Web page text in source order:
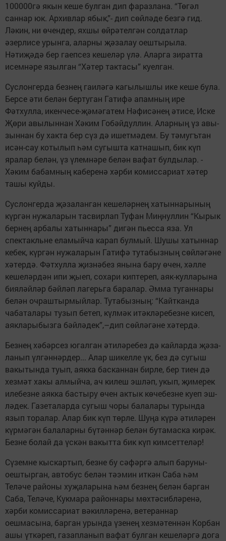
100000гә якын кеше булган дип фаразлана. “Төгәл
саннар юк. Архивлар ябык,”- дип сөйләде безгә гид.
Ләкин, ни өчендер, яхшы өйрәтелгән солдатлар
әзерлисе урынга, аларны җәзалау оештырыла.
Нәтиҗәдә бер гаепсез кешеләр үлә. Аларга зиратта
исемнәре язылган “Хәтер тактасы” куелган.
Суслонгерда безнең гаиләгә ка­гылышлы ике кеше була.
Бер­се­­ әти белән бертуган Гатифә апам­ның ире
Фәтхулла, икенче­се­-җәмәгатем Нәфисәнең әтисе, Ис­ке
Җөри авылыннан Хәким Го­бәйдуллин. Аларның үз авы­
зын­­нан бу хакта бер сүз дә ишет­мәдем. Бу тәмугътан
исән-сау­ котылып һәм сугышта катна­шып,­ бик күп
яралар белән, үз үлем­нәре белән вафат булдылар. ­
Хәким бабамның каберенә хәр­би комиссариат хәтер
ташы куй­ды.
Суслонгерда җәзаланган кешеләрнең хатыннарының
күргән нужаларын тасвирлап Туфан Миңнуллин “Кырык
бернең арбалы хатыннары” дигән пьесса яза. Ул
спектакльне еламыйча карап булмый. Шушы хатыннар
кебек, күргән нужаларын Гатифә тутабызның сөйләгәне
хәтердә. Фәтхулла җизнәбез янына бару өчен, хәлле
кешеләрдән ипи җыеп, сохари киптереп, аяк-кулларына
бияләйләр бәйләп лагерьга баралар. Әмма туганнары
белән очраштырмыйлар. Тутабызның: “Кайтканда
чабаталары тузып бетеп, күлмәк итәкләребезне кисеп,
аякларыбызга бәйләдек”,–дип сөйләгәне хәтердә.
Безнең хәбәрсез югалган­ әти­ләребез дә кайларда җә­за­
ла­нып үлгәннәрдер... Алар шикел­ле­ үк, без дә сугыш
вакытында­ ту­ып, аякка басканнан бирле, бер­ тиен дә
хезмәт хакы алмый­ча,­ ач килеш эшләп, укып, җи­ме­рек
илебезне аякка бастыру­ өчен­ актык көчебезне куеп эш­
лә­дек. Газеталарда сугыш чоры ба­лалары турында
язып тора­лар.­­ Алар бик күп төрле. Шуңа кү­рә әтиләрен
күрмәгән балаларны бүтәннәр белән бутамаска кирәк.
Безне болай да үскән ва­кытта бик күп кимсеттеләр!
Сүземне кыскартып, без­не­ бу сәфәргә алып баруны­
оеш­тырган, автобус белән тәэ­мин­ иткән Саба һәм
Теләче рай­оны хуҗаларына һәм без­нең белән барган
Саба, Те­лә­че, Кукмара районнары мөх­тә­сибләренә,
хәрби комиссари­ат вә­килләренә, ветераннар
оешмасына, барган урында үзенең хез­мәтеннән Корбан
ашы үт­кә­реп,­ газапланып вафат булган ке­шеләргә дога